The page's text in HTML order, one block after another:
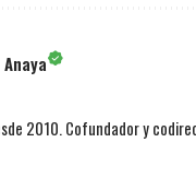
2010. Cofundador y